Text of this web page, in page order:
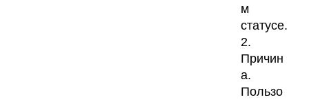
м
статусе.
2.
Причин
а.
Пользо